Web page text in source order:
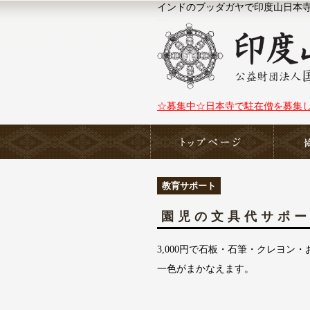
インドのブッダガヤで印度山日本
☆募集中☆日本寺で駐在僧を募集
教育サポート
園児の文具代サポ
3,000円で石板・石筆・クレヨン
一色がまかなえます。